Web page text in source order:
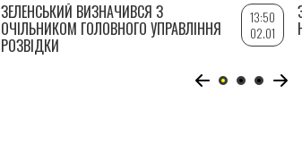
ЗЕЛЕНСЬКИЙ ВИЗНАЧИВСЯ З
ОЧІЛЬНИКОМ ГОЛОВНОГО УПРАВЛІННЯ
РОЗВІДКИ
13:50
02.01